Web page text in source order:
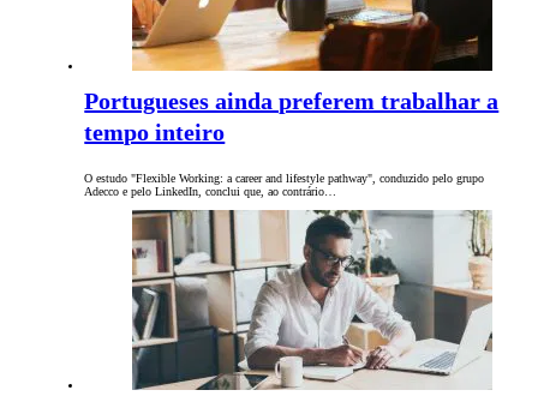
Portugueses ainda preferem trabalhar a
tempo inteiro
O estudo "Flexible Working: a career and lifestyle pathway", conduzido pelo grupo
Adecco e pelo LinkedIn, conclui que, ao contrário…